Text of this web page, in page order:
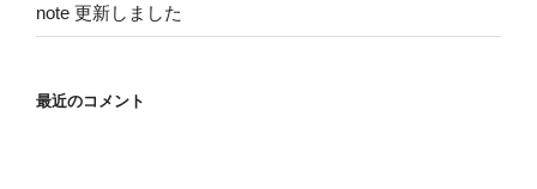
note 更新しました
最近のコメント